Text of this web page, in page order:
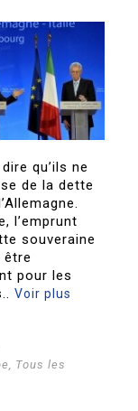
qu’ils ne
de la dette
l’emprunt
souveraine
être
pour les
Voir plus
, Tous les